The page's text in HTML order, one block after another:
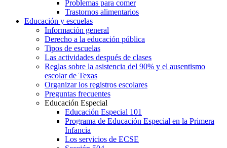
Problemas para comer
Trastornos alimentarios
Educación y escuelas
Información general
Derecho a la educación pública
Tipos de escuelas
Las actividades después de clases
Reglas sobre la asistencia del 90% y el ausentismo
escolar de Texas
Organizar los registros escolares
Preguntas frecuentes
Educación Especial
Educación Especial 101
Programa de Educación Especial en la Primera
Infancia
Los servicios de ECSE